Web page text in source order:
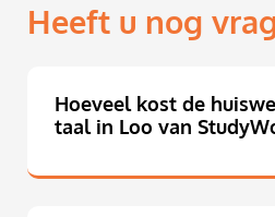
Heeft u nog
Hoeveel kost de
taal in Loo van